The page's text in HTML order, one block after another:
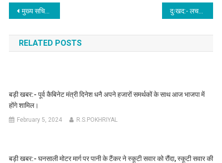
Post
navigation
मुख्य सचिव ने रजत जयंती कार्यक्रमों की रूपरेखा को लेकर की अधिकारियों के साथ बैठक।
RELATED POSTS
बड़ी खबर:- पूर्व कैबिनेट मंत्री दिनेश धनै अपने हजारों समर्थकों के साथ आज भाजपा में
होंगे शामिल।
February 5, 2024 R.S.POKHRIYAL
बड़ी खबर:- घनसाली मोटर मार्ग पर पानी के टैंकर ने स्कूटी सवार को रौंदा, स्कूटी सवार की